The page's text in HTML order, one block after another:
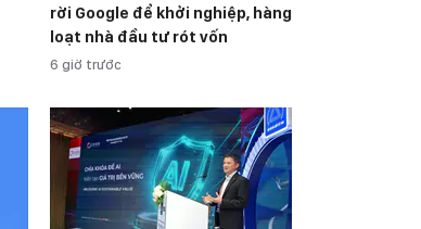
rời Google để khởi nghiệp, hàng
loạt nhà đầu tư rót vốn
6 giờ trước